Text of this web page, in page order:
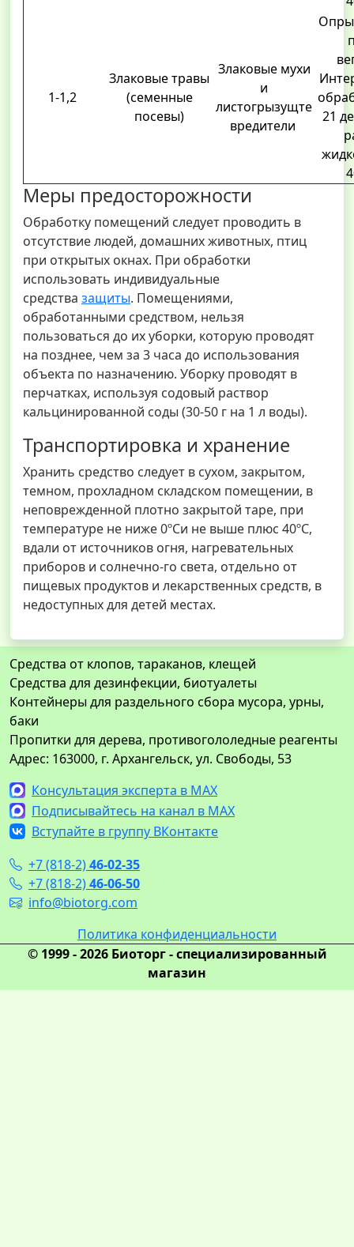
1-1,2
Злаковые травы
(семенные
посевы)
Злаковые мухи
и
листогрызущте
вредители
21
Меры предосторожности
Обработку помещений следует проводить в
отсутствие людей, домашних животных, птиц
при открытых окнах. При обработки
использовать индивидуальные
средства защиты. Помещениями,
обработанными средством, нельзя
пользоваться до их уборки, которую проводят
на позднее, чем за 3 часа до использования
объекта по назначению. Уборку проводят в
перчатках, используя содовый раствор
кальцинированной соды (30-50 г на 1 л воды).
Транспортировка и хранение
Хранить средство следует в сухом, закрытом,
темном, прохладном складском помещении, в
неповрежденной плотно закрытой таре, при
температуре не ниже 0ºСи не выше плюс 40ºС,
вдали от источников огня, нагревательных
приборов и солнечно-го света, отдельно от
пищевых продуктов и лекарственных средств, в
недоступных для детей местах.
Средства от клопов, тараканов, клещей
Средства для дезинфекции, биотуалеты
Контейнеры для раздельного сбора мусора, урны,
баки
Пропитки для дерева, противогололедные реагенты
Адрес: 163000, г. Архангельск, ул. Свободы, 53
Консультация эксперта в MAX
Подписывайтесь на канал в MAX
Вступайте в группу ВКонтакте
+7 (818-2)46-02-35
+7 (818-2)46-06-50
info@biotorg.com
Политика конфиденциальности
© 1999 - 2026 Биоторг - специализированный
магазин